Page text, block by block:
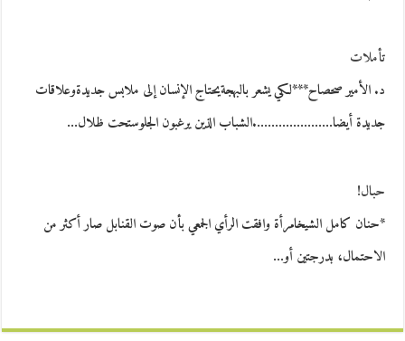
تأملات
د. الأمير صحصاح***لكي يشعر بالبهجةيحتاج الإنسان إلى ملابس جديدةوعلاقات
جديدة أيضا………………….الشباب الذين يرغبون الجلوستحت ظلال…
حبال!
*حنان كامل الشيخامرأة وافقت الرأي الجمعي بأن صوت القنابل صار أكثر من
الاحتمال، بدرجتين أو…